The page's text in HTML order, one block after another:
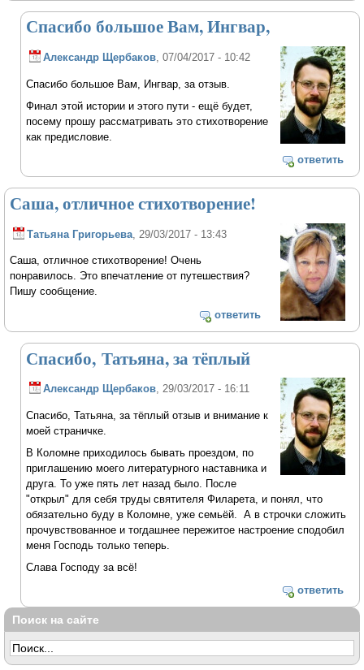
Спасибо большое Вам, Ингвар,
Александр Щербаков, 07/04/2017 - 10:42
Спасибо большое Вам, Ингвар, за отзыв.
Финал этой истории и этого пути - ещё будет,
посему прошу рассматривать это стихотворение
как предисловие.
ответить
Саша, отличное стихотворение!
Татьяна Григорьева , 29/03/2017 - 13:43
Саша, отличное стихотворение! Очень
понравилось. Это впечатление от путешествия?
Пишу сообщение.
ответить
Спасибо, Татьяна, за тёплый
Александр Щербаков, 29/03/2017 - 16:11
Спасибо, Татьяна, за тёплый отзыв и внимание к
моей страничке.
В Коломне приходилось бывать проездом, по
приглашению моего литературного наставника и
друга. То уже пять лет назад было. После
"открыл" для себя труды святителя Филарета, и понял, что
обязательно буду в Коломне, уже семьёй. А в строчки сложить
прочувствованное и тогдашнее пережитое настроение сподобил
меня Господь только теперь.
Слава Господу за всё!
ответить
Поиск на сайте